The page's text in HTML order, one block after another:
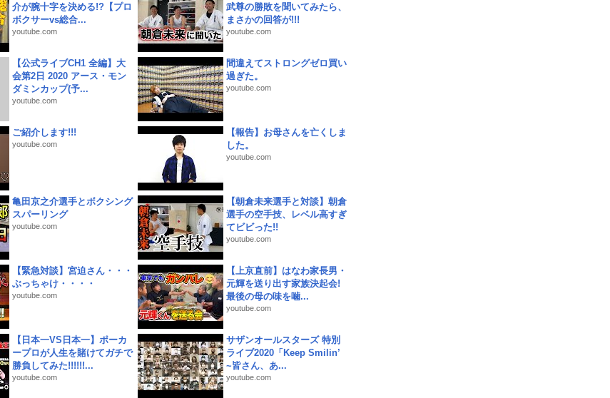
介が腕十字を決める!?【プロ
ボクサーvs総合...
youtube.com
武尊の勝敗を聞いてみたら、
まさかの回答が!!!
youtube.com
【公式ライブCH1 全編】大
会第2日 2020 アース・モン
ダミンカップ(予...
youtube.com
間違えてストロングゼロ買い
過ぎた。
youtube.com
ご紹介します!!!
youtube.com
【報告】お母さんを亡くしま
した。
youtube.com
亀田京之介選手とボクシング
スパーリング
youtube.com
【朝倉未来選手と対談】朝倉
選手の空手技、レベル高すぎ
てビビった!!
youtube.com
【緊急対談】宮迫さん・・・
ぶっちゃけ・・・・
youtube.com
【上京直前】はなわ家長男・
元輝を送り出す家族決起会!
最後の母の味を噛...
youtube.com
【日本一VS日本一】ポーカ
ープロが人生を賭けてガチで
勝負してみた!!!!!!...
youtube.com
サザンオールスターズ 特別
ライブ2020「Keep Smilin’
~皆さん、あ...
youtube.com